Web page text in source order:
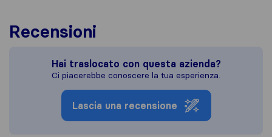
Recensioni
Hai traslocato con questa azienda?
Ci piacerebbe conoscere la tua esperienza.
Lascia una recensione